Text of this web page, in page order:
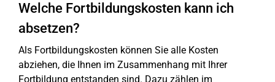
Welche Fortbildungskosten kann ich
absetzen?
Als Fortbildungskosten können Sie alle Kosten
abziehen, die Ihnen im Zusammenhang mit Ihrer
Fortbildung entstanden sind. Dazu zählen im